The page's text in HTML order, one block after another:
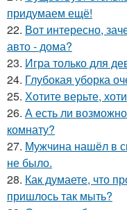
придумаем ещё!
22. Вот интересно,
авто - дома?
23. Игра только для
24. Глубокая уборка
25. Хотите верьте,
26. А есть ли
комнату?
27. Мужчина нашёл в
не было.
28. Как думаете, что
пришлось так мыть?